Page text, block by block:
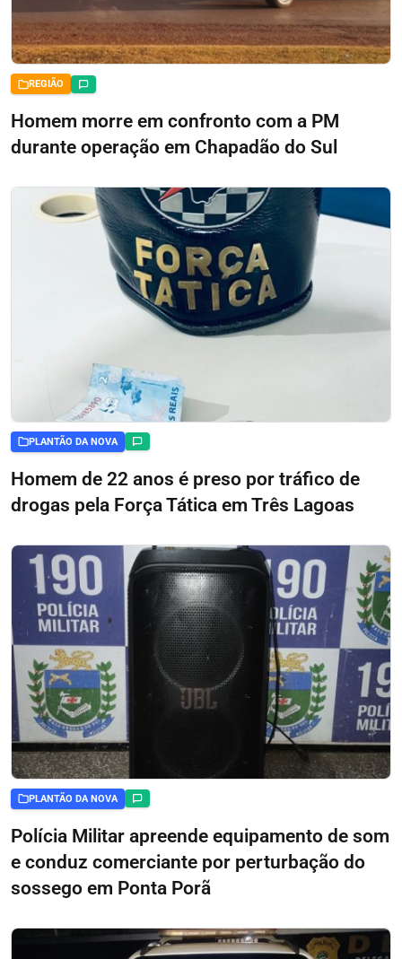
REGIÃO
Homem morre em confronto com a PM
durante operação em Chapadão do Sul
PLANTÃO DA NOVA
Homem de 22 anos é preso por tráfico de
drogas pela Força Tática em Três Lagoas
PLANTÃO DA NOVA
Polícia Militar apreende equipamento de som
e conduz comerciante por perturbação do
sossego em Ponta Porã